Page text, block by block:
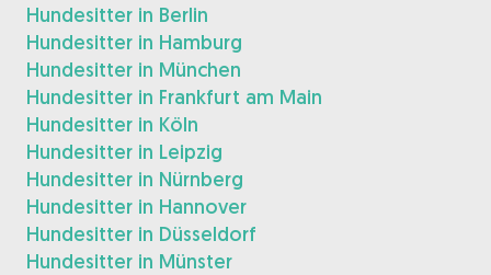
Hundesitter in Berlin
Hundesitter in Hamburg
Hundesitter in München
Hundesitter in Frankfurt am Main
Hundesitter in Köln
Hundesitter in Leipzig
Hundesitter in Nürnberg
Hundesitter in Hannover
Hundesitter in Düsseldorf
Hundesitter in Münster